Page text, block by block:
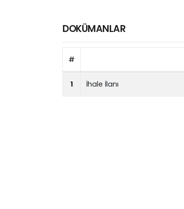
DOKÜMANLAR
#
1 İhale İlanı